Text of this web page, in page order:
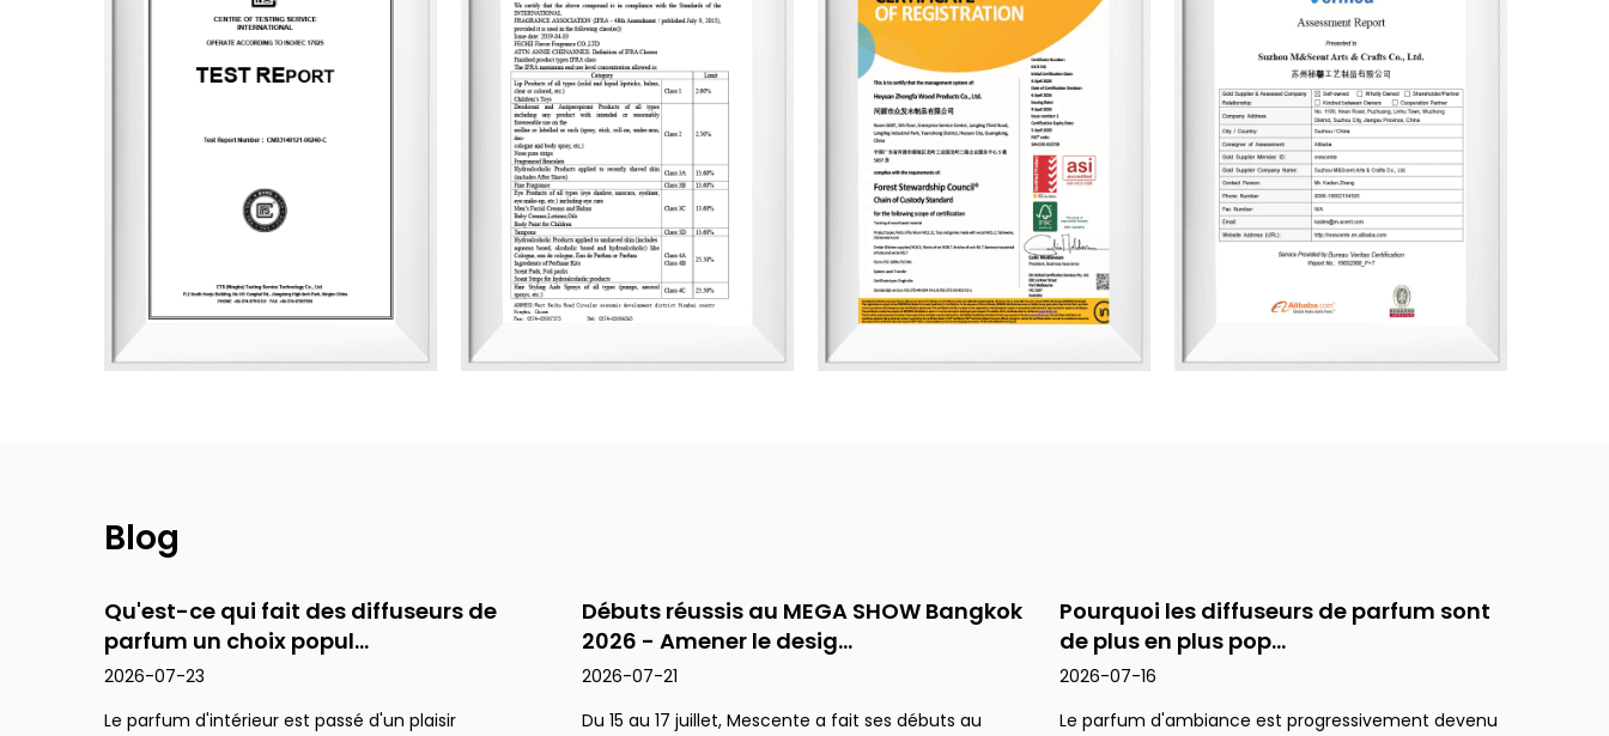
Monde de l'art
Saison des parfums
SPA
Cuir de luxe
Monde animalier
Collection de ciment
vers l'Europe et l'Amérique du Nord. Du design à la sélection des matériaux en passant par
les processus de production et l'emballage, l'entreprise respecte constamment les
principes de durabilité environnementale et de santé.
Blog
Qu'est-ce qui fait des diffuseurs de
parfum un choix popul...
2026-07-23
Le parfum d'intérieur est passé d'un plaisir
Débuts réussis au MEGA SHOW Bangkok
2026 - Amener le desig...
2026-07-21
Du 15 au 17 juillet, Mescente a fait ses débuts au
Pourquoi les diffuseurs de parfum sont
de plus en plus pop...
2026-07-16
Le parfum d'ambiance est progressivement devenu